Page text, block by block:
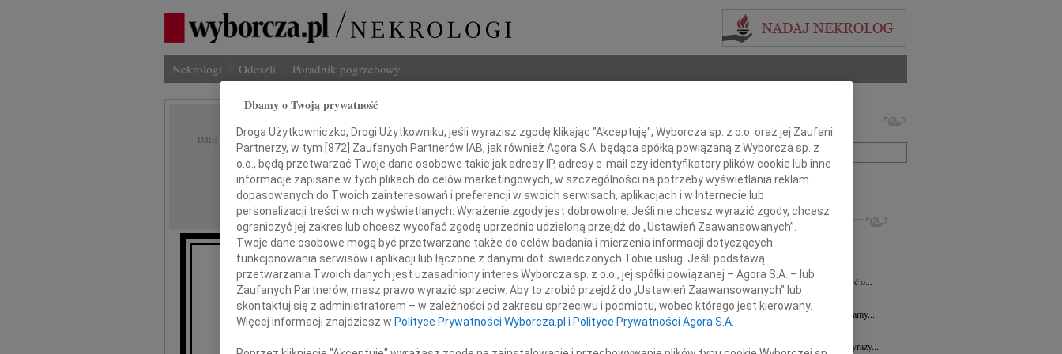
Nekrologi Odeszli Poradnik pogrzebowy
IMIĘ I NAZWISKO: Wiesław Grzegorczyk
REGION: Płock
DATA EMISJI: 27.05.2022
Z ogromnym smutkiem i żalem,
przyjęliśmy informację o śmierci
naszego Kolegi
Wiesława Grzegorczyka
Imię i nazwisko lub numer ogłoszenia:
+ szukanie zaawansowane
INNE NEKROLOGI
16.07.2026Płock
Wyrazy głębokiego współczucia dla Pani...
Cezary Fijałkowski 03.07.2026
Z głębokim smutkiem przyjęliśmy wiadomość o...
29.06.2026
Płock
Naszej Koleżance Julicie Kalinowskiej składamy...
19.06.2026
Naszej Koleżance Wioletcie Czajkowskiej wyrazy...
Dbamy o Twoją prywatność
Droga Użytkowniczko, Drogi Użytkowniku, jeśli wyrazisz zgodę klikając "Akceptuję", Wyborcza sp. z o.o. oraz jej Zaufani
Partnerzy, w tym [872] Zaufanych Partnerów IAB, jak również Agora S.A. będąca spółką powiązaną z Wyborcza sp. z
o.o., będą przetwarzać Twoje dane osobowe takie jak adresy IP, adresy e-mail czy identyfikatory plików cookie lub inne
informacje zapisane w tych plikach do celów marketingowych, w szczególności na potrzeby wyświetlania reklam
dopasowanych do Twoich zainteresowań i preferencji w swoich serwisach, aplikacjach i w Internecie lub
personalizacji treści w nich wyświetlanych. Wyrażenie zgody jest dobrowolne. Jeśli nie chcesz wyrazić zgody, chcesz
ograniczyć jej zakres lub chcesz wycofać zgodę uprzednio udzieloną przejdź do „Ustawień Zaawansowanych”.
Twoje dane osobowe mogą być przetwarzane także do celów badania i mierzenia informacji dotyczących
funkcjonowania serwisów i aplikacji lub łączone z danymi dot. świadczonych Tobie usług. Jeśli podstawą
przetwarzania Twoich danych jest uzasadniony interes Wyborcza sp. z o.o., jej spółki powiązanej – Agora S.A. – lub
Zaufanych Partnerów, masz prawo wyrazić sprzeciw. Aby to zrobić przejdź do „Ustawień Zaawansowanych” lub
skontaktuj się z administratorem – w zależności od zakresu sprzeciwu i podmiotu, wobec którego jest kierowany.
Więcej informacji znajdziesz w Polityce Prywatności Wyborcza.pl i Polityce Prywatności Agora S.A.